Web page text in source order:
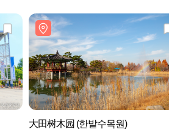
大田树木园 (한밭수목원)